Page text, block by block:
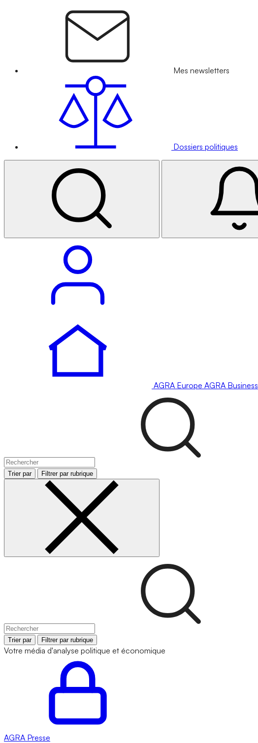
Mes newsletters
Dossiers politiques
AGRA Europe AGRA Business
Trier par Filtrer par rubrique
Trier par Filtrer par rubrique
Votre média d'analyse politique et économique
AGRA Presse